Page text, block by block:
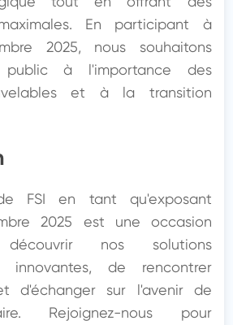
En participant à
2025, nous souhaitons
public à l'importance des
et à la transition
FSI en tant qu'exposant
2025 est une occasion
nos solutions
innovantes, de rencontrer
d'échanger sur l'avenir de
Rejoignez-nous pour